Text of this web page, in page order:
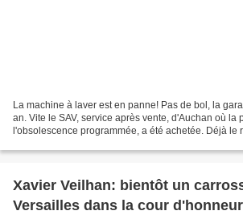
La machine à laver est en panne! Pas de bol, la
an. Vite le SAV, service après vente, d'Auchan où la
l'obsolescence programmée, a été achetée. Déjà le
Xavier Veilhan: bientôt un
Versailles dans la cour d'honneur